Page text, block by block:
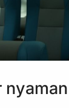
nyaman